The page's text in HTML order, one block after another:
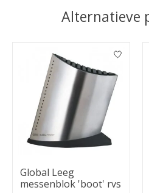
Alternatieve
Items van productcarrousel
Global Leeg
messenblok 'boot' rvs